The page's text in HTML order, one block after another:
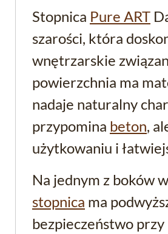
Stopnica Pure ART
szarości, która
wnętrzarskie
powierzchnia ma
nadaje naturalny
przypomina beton,
użytkowaniu i
Na jednym z boków
stopnica ma
bezpieczeństwo przy